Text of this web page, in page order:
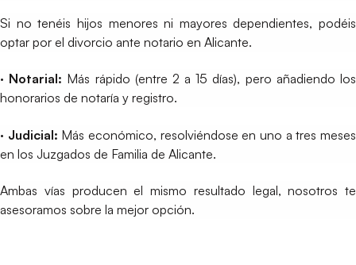
Si no tenéis hijos menores ni mayores dependientes, podéis
optar por el divorcio ante notario en Alicante.
· Notarial: Más rápido (entre 2 a 15 días), pero añadiendo los
honorarios de notaría y registro.
· Judicial: Más económico, resolviéndose en uno a tres meses
en los Juzgados de Familia de Alicante.
Ambas vías producen el mismo resultado legal, nosotros te
asesoramos sobre la mejor opción.